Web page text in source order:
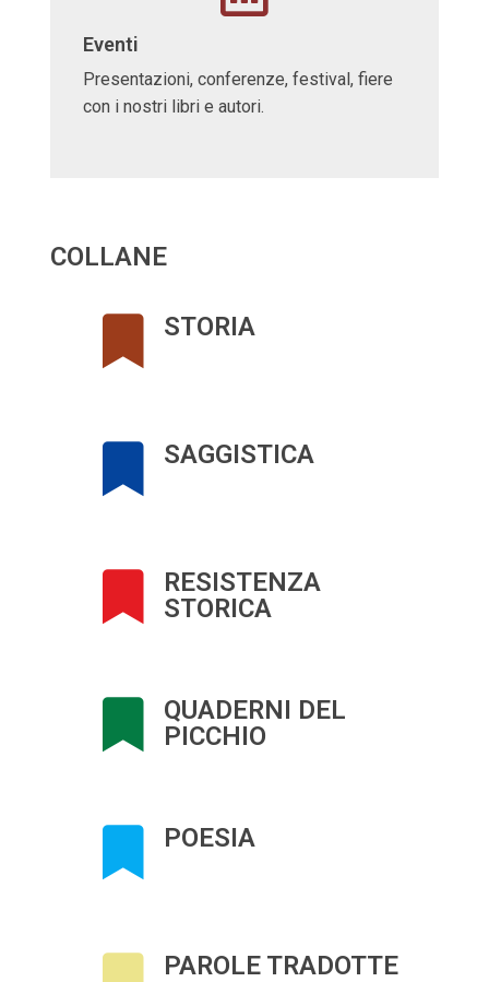
Eventi
Presentazioni, conferenze, festival, fiere
con i nostri libri e autori.
COLLANE
STORIA
SAGGISTICA
RESISTENZA
STORICA
QUADERNI DEL
PICCHIO
POESIA
PAROLE TRADOTTE